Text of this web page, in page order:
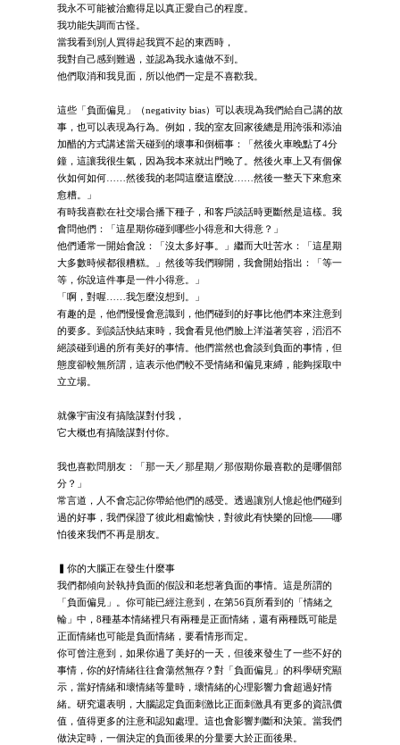
我永不可能被治癒得足以真正愛自己的程度。
我功能失調而古怪。
當我看到別人買得起我買不起的東西時，
我對自己感到難過，並認為我永遠做不到。
他們取消和我見面，所以他們一定是不喜歡我。
這些「負面偏見」（negativity bias）可以表現為我們給自己講的故
事，也可以表現為行為。例如，我的室友回家後總是用誇張和添油
加醋的方式講述當天碰到的壞事和倒楣事：「然後火車晚點了4分
鐘，這讓我很生氣，因為我本來就出門晚了。然後火車上又有個傢
伙如何如何……然後我的老闆這麼這麼說……然後一整天下來愈來
愈糟。」
有時我喜歡在社交場合播下種子，和客戶談話時更斷然是這樣。我
會問他們：「這星期你碰到哪些小得意和大得意？」
他們通常一開始會說：「沒太多好事。」繼而大吐苦水：「這星期
大多數時候都很糟糕。」然後等我們聊開，我會開始指出：「等一
等，你說這件事是一件小得意。」
「啊，對喔……我怎麼沒想到。」
有趣的是，他們慢慢會意識到，他們碰到的好事比他們本來注意到
的要多。到談話快結束時，我會看見他們臉上洋溢著笑容，滔滔不
絕談碰到過的所有美好的事情。他們當然也會談到負面的事情，但
態度卻較無所謂，這表示他們較不受情緒和偏見束縛，能夠採取中
立立場。
就像宇宙沒有搞陰謀對付我，
它大概也有搞陰謀對付你。
我也喜歡問朋友：「那一天／那星期／那假期你最喜歡的是哪個部
分？」
常言道，人不會忘記你帶給他們的感受。透過讓別人憶起他們碰到
過的好事，我們保證了彼此相處愉快，對彼此有快樂的回憶——哪
怕後來我們不再是朋友。
▍你的大腦正在發生什麼事
我們都傾向於執持負面的假設和老想著負面的事情。這是所謂的
「負面偏見」。你可能已經注意到，在第56頁所看到的「情緒之
輪」中，8種基本情緒裡只有兩種是正面情緒，還有兩種既可能是
正面情緒也可能是負面情緒，要看情形而定。
你可曾注意到，如果你過了美好的一天，但後來發生了一些不好的
事情，你的好情緒往往會蕩然無存？對「負面偏見」的科學研究顯
示，當好情緒和壞情緒等量時，壞情緒的心理影響力會超過好情
緒。研究還表明，大腦認定負面刺激比正面刺激具有更多的資訊價
值，值得更多的注意和認知處理。這也會影響判斷和決策。當我們
做決定時，一個決定的負面後果的分量要大於正面後果。